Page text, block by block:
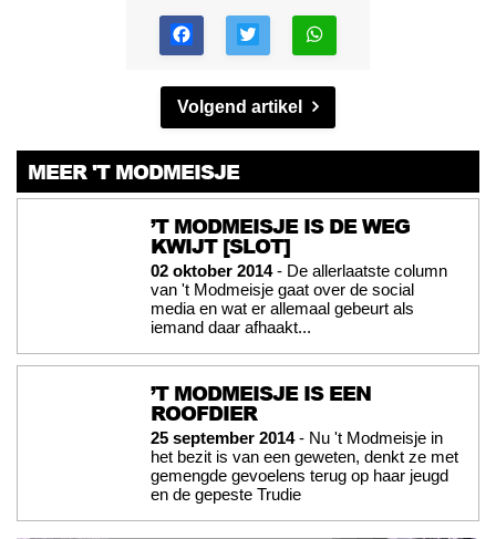
Volgend artikel
MEER 'T MODMEISJE
’T MODMEISJE IS DE WEG
KWIJT [SLOT]
02 oktober 2014- De allerlaatste column
van 't Modmeisje gaat over de social
media en wat er allemaal gebeurt als
iemand daar afhaakt...
’T MODMEISJE IS EEN
ROOFDIER
25 september 2014- Nu 't Modmeisje in
het bezit is van een geweten, denkt ze met
gemengde gevoelens terug op haar jeugd
en de gepeste Trudie